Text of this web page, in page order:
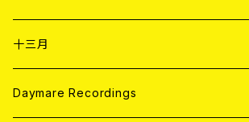
ANALOG
アパレル
CD
ANALOG
十三月
CD
Daymare Recordings